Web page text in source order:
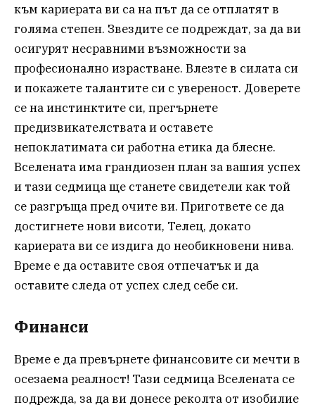
към кариерата ви са на път да се отплатят в
голяма степен. Звездите се подреждат, за да ви
осигурят несравними възможности за
професионално израстване. Влезте в силата си
и покажете талантите си с увереност. Доверете
се на инстинктите си, прегърнете
предизвикателствата и оставете
непоклатимата си работна етика да блесне.
Вселената има грандиозен план за вашия успех
и тази седмица ще станете свидетели как той
се разгръща пред очите ви. Пригответе се да
достигнете нови висоти, Телец, докато
кариерата ви се издига до необикновени нива.
Време е да оставите своя отпечатък и да
оставите следа от успех след себе си.
Финанси
Време е да превърнете финансовите си мечти в
осезаема реалност! Тази седмица Вселената се
подрежда, за да ви донесе реколта от изобилие